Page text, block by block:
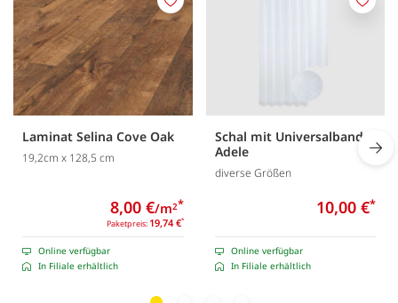
Laminat Selina Cove Oak
19,2cm x 128,5 cm
Paketpreis: 19,74 €*
8,00 €/m2*
Online verfügbar
In Filiale erhältlich
M
k
n
Schal mit Universalband
Adele
diverse Größen
10,00 €*
Online verfügbar
In Filiale erhältlich
M
n